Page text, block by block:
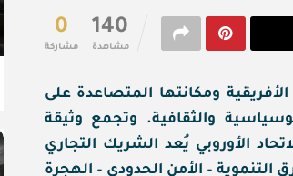
0
مشاركة
140
مشاهدة
إلى تنامي نفوذ القارة الأفريقية ومكانتها المتصاعدة على
والثقافية. وتجمع وثيقة
الأوروبي يُعد الشريك التجاري
التنموية – الأمن الحدودي – الهجرة